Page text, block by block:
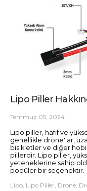
Lipo Piller
Temmuz 05, 2024
Lipo piller, hafif ve
genellikle drone'lar,
bisikletler ve diğer hobi
pillerdir. Lipo piller,
yeteneklerine sahip
popüler bir seçenektir.